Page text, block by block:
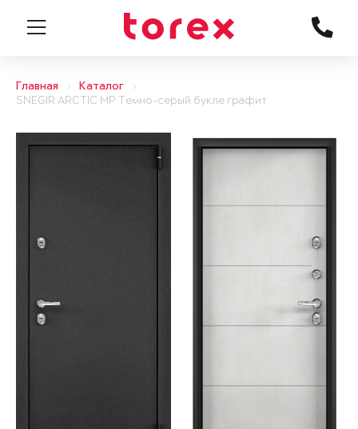
Главная
Каталог
SNEGIR ARCTIC MP Темно-серый букле графит